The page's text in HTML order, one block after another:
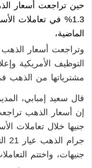
حين تراجعت أسعار
1.3% في تعاملات
الماضية،
وتراجعت أسعار الذهب
التوظيف الأمريكية
مشترياتها من الذهب
قال سعيد إمبابي،
جنيها خلال تعاملات
جنيهات، واختتم التعاملات